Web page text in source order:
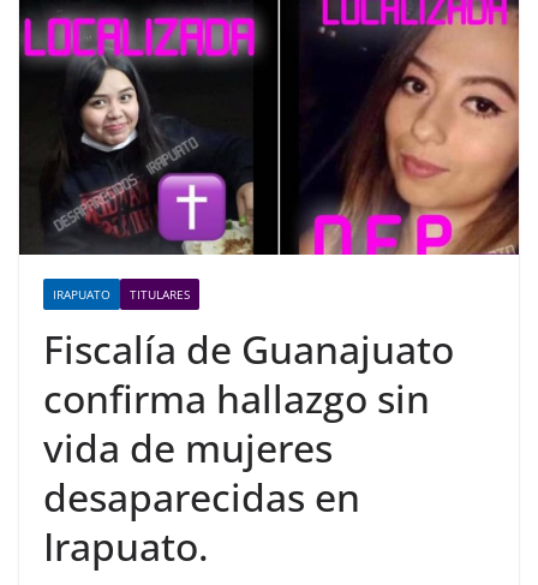
IRAPUATO TITULARES
Fiscalía de Guanajuato
confirma hallazgo sin
vida de mujeres
desaparecidas en
Irapuato.